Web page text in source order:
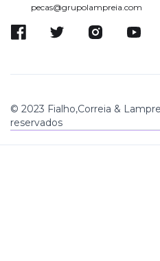
pecas@grupolampreia.com
© 2023 Fialho,Correia &
reservados